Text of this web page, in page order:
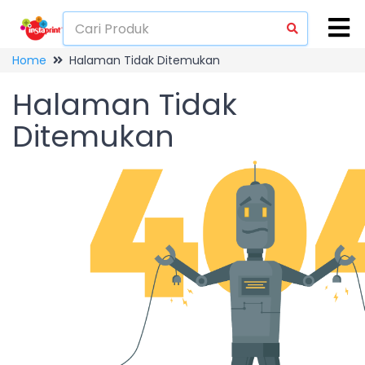
Home Halaman Tidak Ditemukan
Halaman Tidak
Ditemukan